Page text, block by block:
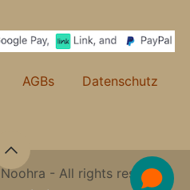
AGBs Datenschutz
- All rights reserved.